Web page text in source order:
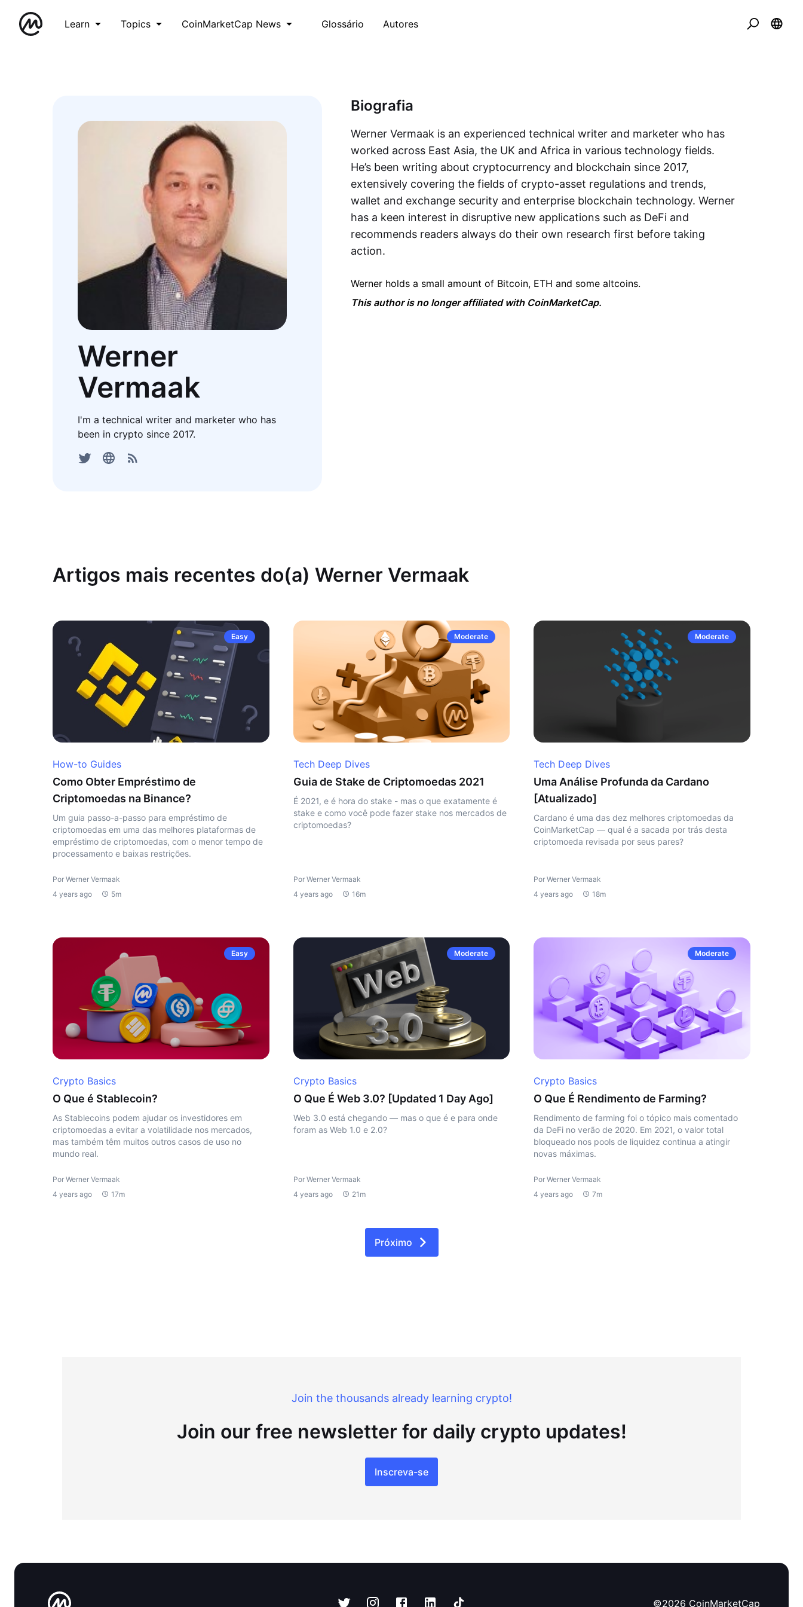
Learn Topics CoinMarketCap News Glossário Autores
Werner
Vermaak
I'm a technical writer and marketer who has
been in crypto since 2017.
Biografia
Werner Vermaak is an experienced technical writer and marketer who has
worked across East Asia, the UK and Africa in various technology fields.
He’s been writing about cryptocurrency and blockchain since 2017,
extensively covering the fields of crypto-asset regulations and trends,
wallet and exchange security and enterprise blockchain technology. Werner
has a keen interest in disruptive new applications such as DeFi and
recommends readers always do their own research first before taking
action.
Werner holds a small amount of Bitcoin, ETH and some altcoins.
This author is no longer affiliated with CoinMarketCap.
Artigos mais recentes do(a) Werner Vermaak
Easy
How-to Guides
Como Obter Empréstimo de
Criptomoedas na Binance?
Um guia passo-a-passo para empréstimo de
criptomoedas em uma das melhores plataformas de
empréstimo de criptomoedas, com o menor tempo de
processamento e baixas restrições.
Por Werner Vermaak
4 years ago
5m
Moderate
Tech Deep Dives
Guia de Stake de Criptomoedas 2021
É 2021, e é hora do stake - mas o que exatamente é
stake e como você pode fazer stake nos mercados de
criptomoedas?
Por Werner Vermaak
4 years ago
16m
Moderate
Tech Deep Dives
Uma Análise Profunda da Cardano
[Atualizado]
Cardano é uma das dez melhores criptomoedas da
CoinMarketCap — qual é a sacada por trás desta
criptomoeda revisada por seus pares?
Por Werner Vermaak
4 years ago
18m
Easy
Crypto Basics
O Que é Stablecoin?
As Stablecoins podem ajudar os investidores em
criptomoedas a evitar a volatilidade nos mercados,
mas também têm muitos outros casos de uso no
mundo real.
Por Werner Vermaak
4 years ago
17m
Moderate
Crypto Basics
O Que É Web 3.0? [Updated 1 Day Ago]
Web 3.0 está chegando — mas o que é e para onde
foram as Web 1.0 e 2.0?
Por Werner Vermaak
4 years ago
21m
Moderate
Crypto Basics
O Que É Rendimento de Farming?
Rendimento de farming foi o tópico mais comentado
da DeFi no verão de 2020. Em 2021, o valor total
bloqueado nos pools de liquidez continua a atingir
novas máximas.
Por Werner Vermaak
4 years ago
7m
Próximo
Join the thousands already learning crypto!
Join our free newsletter for daily crypto updates!
Inscreva-se
©2026 CoinMarketCap